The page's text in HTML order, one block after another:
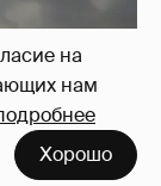
на
нам
Хорошо